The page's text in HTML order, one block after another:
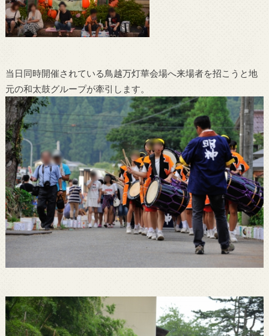
当日同時開催されている鳥越万灯華会場へ来場者を招こうと地
元の和太鼓グループが牽引します。